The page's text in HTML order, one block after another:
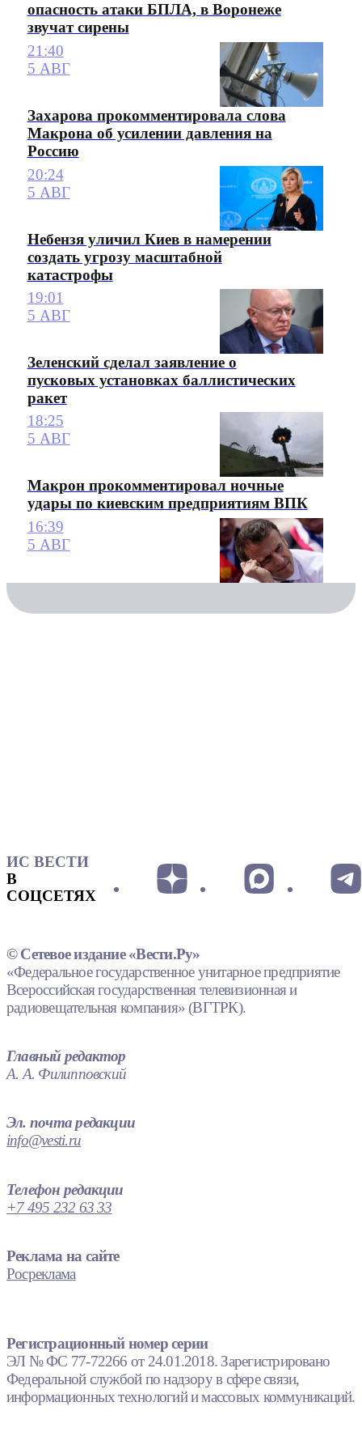
опасность атаки БПЛА, в Воронеже
звучат сирены
21:40
5 АВГ
Захарова прокомментировала слова
Макрона об усилении давления на
Россию
20:24
5 АВГ
Небензя уличил Киев в намерении
создать угрозу масштабной
катастрофы
19:01
5 АВГ
Зеленский сделал заявление о
пусковых установках баллистических
ракет
18:25
5 АВГ
Макрон прокомментировал ночные
удары по киевским предприятиям ВПК
16:39
5 АВГ
ИС ВЕСТИ
В
СОЦСЕТЯХ
© Сетевое издание «Вести.Ру»
«Федеральное государственное унитарное предприятие
Всероссийская государственная телевизионная и
радиовещательная компания» (ВГТРК).
Главный редактор
А. А. Филипповский
Эл. почта редакции
info@vesti.ru
Телефон редакции
+7 495 232 63 33
Реклама на сайте
Росреклама
Регистрационный номер серии
ЭЛ № ФС 77-72266 от 24.01.2018. Зарегистрировано
Федеральной службой по надзору в сфере связи,
информационных технологий и массовых коммуникаций.